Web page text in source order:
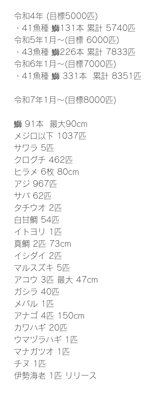
令和4年 (目標5000匹)
・41魚種 鰤131本 累計 5740匹
令和5年1月～(目標 6000匹)
・43魚種 鰤226本 累計 7833匹
令和6年1月～(目標7000匹)
・41魚種 鰤 331本  累計 8351匹
令和7年1月～(目標8000匹)
鰤 91本  最大90cm
メジロ以下 1037匹
サワラ 5匹
クログチ 462匹
ヒラメ 6枚 80cm
アジ 967匹
サバ 62匹
タチウオ 2匹
白甘鯛 54匹
イトヨリ 1匹
真鯛 2匹 73cm
イシダイ 2匹
マルスズキ 5匹
アコウ 3匹 最大 47cm
ガシラ 40匹
メバル 1匹
アナゴ 4匹 150cm
カワハギ 20匹
ウマヅラハギ 1匹
マナガツオ 1匹
チヌ 1匹
伊勢海老 1匹 リリース